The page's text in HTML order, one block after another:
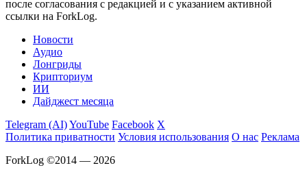
после согласования с редакцией и с указанием активной
ссылки на ForkLog.
Новости
Аудио
Лонгриды
Крипториум
ИИ
Дайджест месяца
Telegram (AI)YouTube Facebook X
Политика приватности Условия использования О нас Реклама
ForkLog ©2014 — 2026